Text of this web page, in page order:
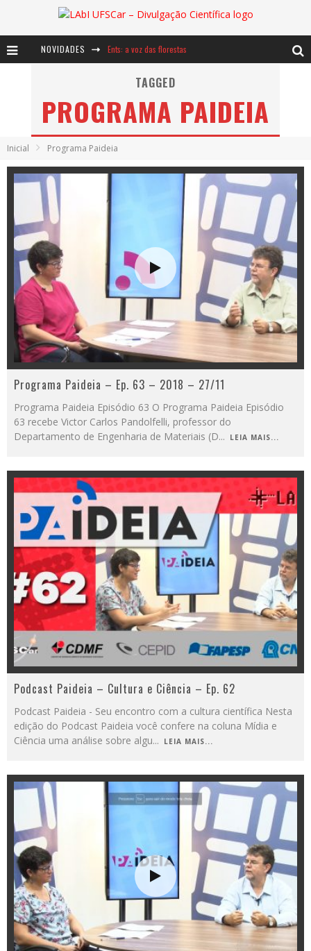
NOVIDADES
Ents: a voz das florestas
Notáveis: Bertha Lutz
TAGGED
PROGRAMA PAIDEIA
Inicial Programa Paideia
Programa Paideia – Ep. 63 – 2018 – 27/11
Programa Paideia Episódio 63 O Programa Paideia Episódio
63 recebe Victor Carlos Pandolfelli, professor do
Departamento de Engenharia de Materiais (D... LEIA MAIS...
Podcast Paideia – Cultura e Ciência – Ep. 62
Podcast Paideia - Seu encontro com a cultura científica Nesta
edição do Podcast Paideia você confere na coluna Mídia e
Ciência uma análise sobre algu... LEIA MAIS...